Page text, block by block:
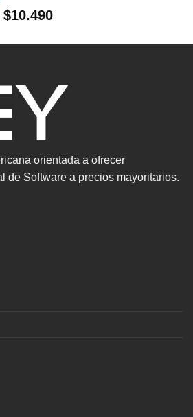
El
original
$10.490El
actual
orientada a ofrecer
de Software a precios mayoritarios.